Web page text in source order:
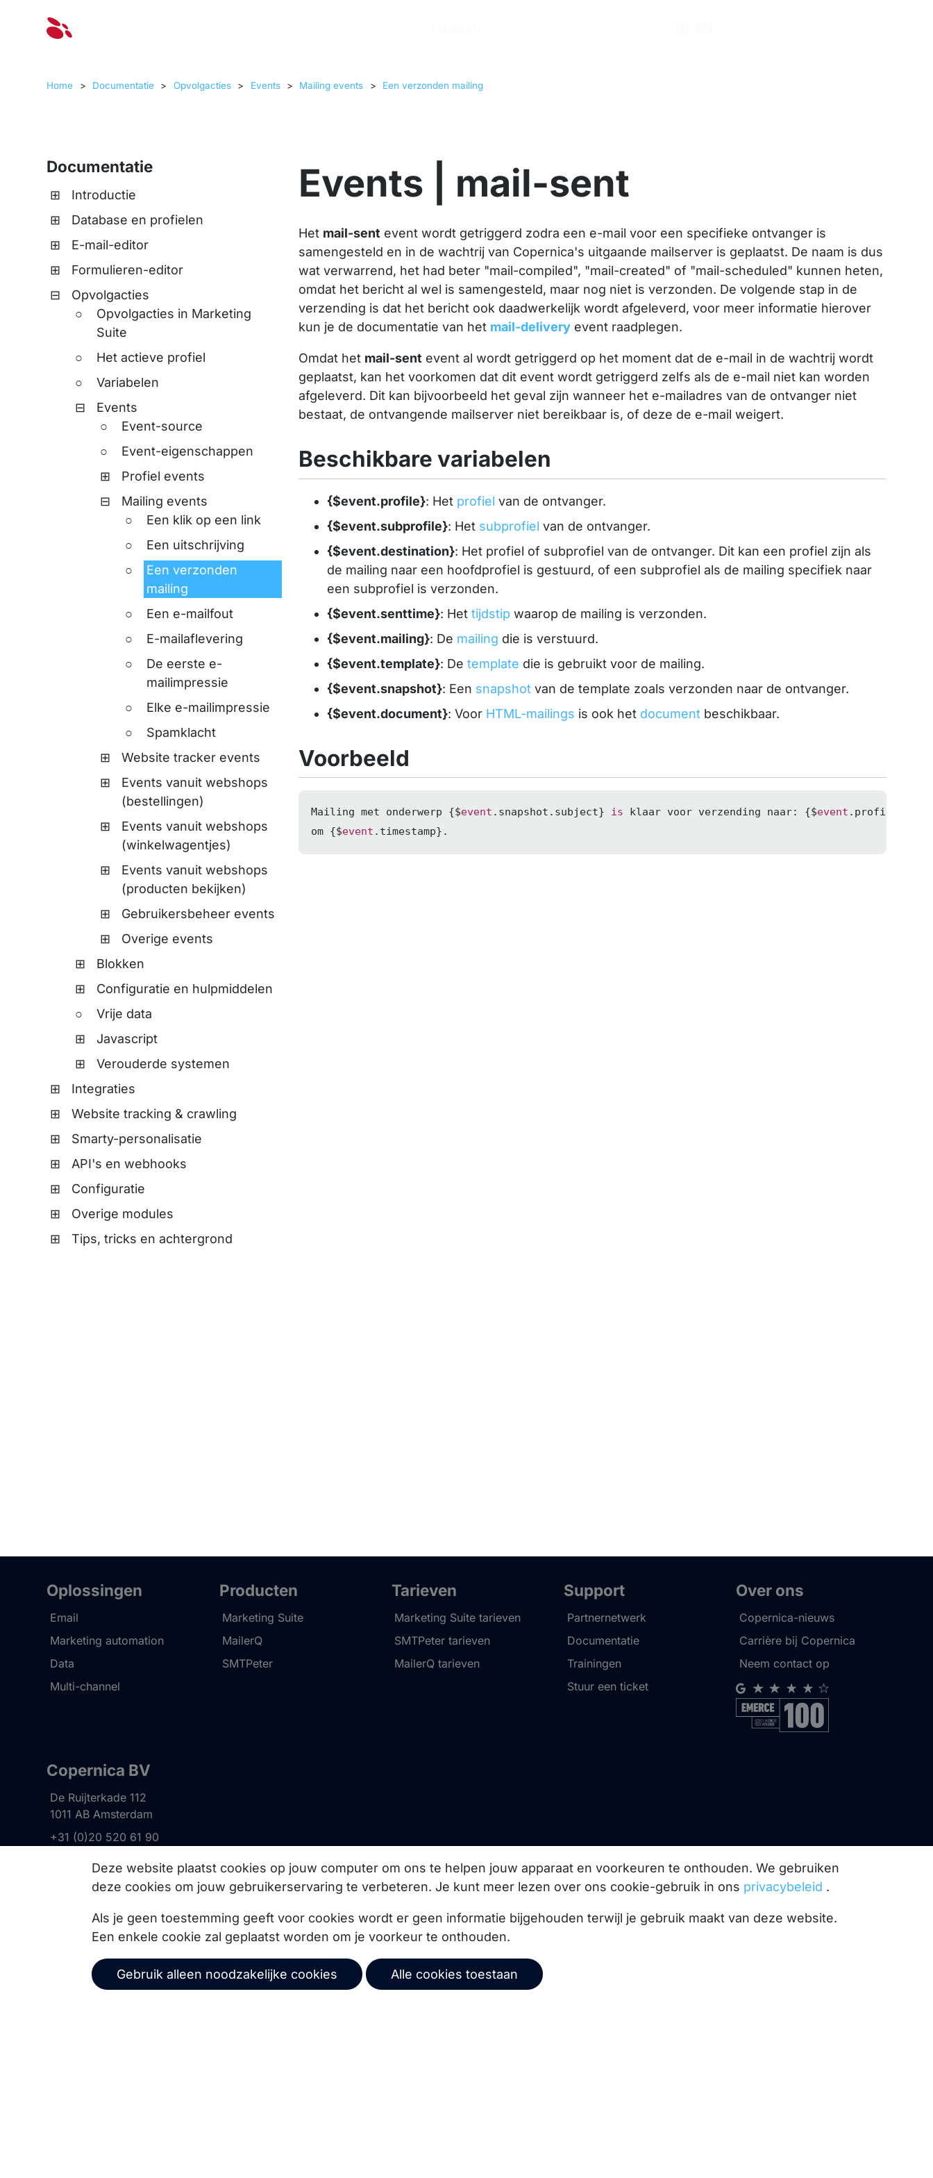
Home > Documentatie > Opvolgacties > Events > Mailing events > Een verzonden mailing
Documentatie
Introductie
Database en profielen
E-mail-editor
Formulieren-editor
Opvolgacties
Opvolgacties in Marketing
Suite
Het actieve profiel
Variabelen
Events
Event-source
Event-eigenschappen
Profiel events
Mailing events
Een klik op een link
Een uitschrijving
Een verzonden
mailing
Een e-mailfout
E-mailaflevering
De eerste e-
mailimpressie
Elke e-mailimpressie
Spamklacht
Website tracker events
Events vanuit webshops
(bestellingen)
Events vanuit webshops
(winkelwagentjes)
Events vanuit webshops
(producten bekijken)
Gebruikersbeheer events
Overige events
Blokken
Configuratie en hulpmiddelen
Vrije data
Javascript
Verouderde systemen
Integraties
Website tracking & crawling
Smarty-personalisatie
API's en webhooks
Configuratie
Overige modules
Tips, tricks en achtergrond
Events | mail-sent
Het mail-sent event wordt getriggerd zodra een e-mail voor een specifieke ontvanger is
samengesteld en in de wachtrij van Copernica's uitgaande mailserver is geplaatst. De naam is dus
wat verwarrend, het had beter "mail-compiled", "mail-created" of "mail-scheduled" kunnen heten,
omdat het bericht al wel is samengesteld, maar nog niet is verzonden. De volgende stap in de
verzending is dat het bericht ook daadwerkelijk wordt afgeleverd, voor meer informatie hierover
kun je de documentatie van het mail-delivery event raadplegen.
Omdat het mail-sent event al wordt getriggerd op het moment dat de e-mail in de wachtrij wordt
geplaatst, kan het voorkomen dat dit event wordt getriggerd zelfs als de e-mail niet kan worden
afgeleverd. Dit kan bijvoorbeeld het geval zijn wanneer het e-mailadres van de ontvanger niet
bestaat, de ontvangende mailserver niet bereikbaar is, of deze de e-mail weigert.
Beschikbare variabelen
{$event.profile}: Het profiel van de ontvanger.
{$event.subprofile}: Het subprofiel van de ontvanger.
{$event.destination}: Het profiel of subprofiel van de ontvanger. Dit kan een profiel zijn als
de mailing naar een hoofdprofiel is gestuurd, of een subprofiel als de mailing specifiek naar
een subprofiel is verzonden.
{$event.senttime}: Het tijdstip waarop de mailing is verzonden.
{$event.mailing}: De mailing die is verstuurd.
{$event.template}: De template die is gebruikt voor de mailing.
{$event.snapshot}: Een snapshotvan de template zoals verzonden naar de ontvanger.
{$event.document}: Voor HTML-mailings is ook het documentbeschikbaar.
Voorbeeld
Mailing met onderwerp {$event .snapshot.subject} is klaar voor verzending naar: {$event
om {$event .timestamp}.
Oplossingen
Email
Marketing automation
Data
Multi-channel
Producten
Marketing Suite
MailerQ
SMTPeter
Tarieven
Marketing Suite tarieven
SMTPeter tarieven
MailerQ tarieven
Support
Partnernetwerk
Documentatie
Trainingen
Stuur een ticket
Over ons
Copernica-nieuws
Carrière bij Copernica
Neem contact op
Copernica BV
De Ruijterkade 112
1011 AB Amsterdam
+31 (0)20 520 61 90
info@copernica.com
Via onze nieuwsbrief blijf je op de hoogte van onze product updates,
events, webinars, best practices en whitepapers.
Abonneer
Deze website plaatst cookies op jouw computer om ons te helpen jouw apparaat en voorkeuren te onthouden. We gebruiken
deze cookies om jouw gebruikerservaring te verbeteren. Je kunt meer lezen over ons cookie-gebruik in ons privacybeleid .
Als je geen toestemming geeft voor cookies wordt er geen informatie bijgehouden terwijl je gebruik maakt van deze website.
Een enkele cookie zal geplaatst worden om je voorkeur te onthouden.
Gebruik alleen noodzakelijke cookies Alle cookies toestaan